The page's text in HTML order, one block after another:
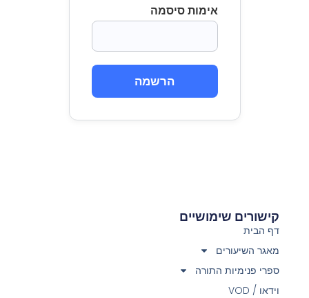
אימות סיסמה
הרשמה
קישורים שימושיים
דף הבית
מאגר השיעורים
ספרי פנימיות התורה
וידאו / VOD